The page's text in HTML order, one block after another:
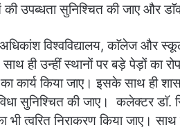
उपब्धता सुनिश्चित की जाए और
विश्वविद्यालय, काॅलेज और
ही उन्हीं स्थानों पर बड़े पेड़ों का
कार्य किया जाए। इसके साथ ही
सुनिश्चित की जाए। कलेक्टर
भी त्वरित निराकरण किया जाए।